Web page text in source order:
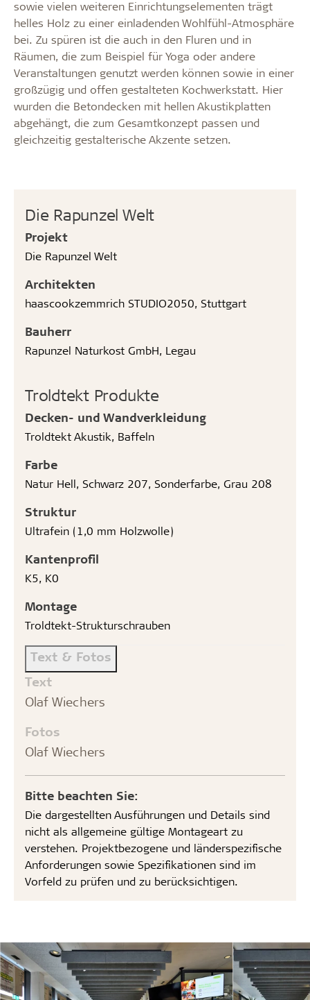
Die Rapunzel Welt
Projekt
Die Rapunzel Welt
Architekten
haascookzemmrich STUDIO2050, Stuttgart
Bauherr
Rapunzel Naturkost GmbH, Legau
Troldtekt Produkte
Decken- und Wandverkleidung
Troldtekt Akustik, Baffeln
Farbe
Natur Hell, Schwarz 207, Sonderfarbe, Grau 208
Struktur
Ultrafein (1,0 mm Holzwolle)
Kantenprofil
K5, K0
Montage
Troldtekt-Strukturschrauben
Text & Fotos
Text
Olaf Wiechers
Fotos
Olaf Wiechers
Bitte beachten Sie:
Die dargestellten Ausführungen und Details sind
nicht als allgemeine gültige Montageart zu
verstehen. Projektbezogene und länderspezifische
Anforderungen sowie Spezifikationen sind im
Vorfeld zu prüfen und zu berücksichtigen.
sowie vielen weiteren Einrichtungselementen trägt
helles Holz zu einer einladenden Wohlfühl-Atmosphäre
bei. Zu spüren ist die auch in den Fluren und in
Räumen, die zum Beispiel für Yoga oder andere
Veranstaltungen genutzt werden können sowie in einer
großzügig und offen gestalteten Kochwerkstatt. Hier
wurden die Betondecken mit hellen Akustikplatten
abgehängt, die zum Gesamtkonzept passen und
gleichzeitig gestalterische Akzente setzen.